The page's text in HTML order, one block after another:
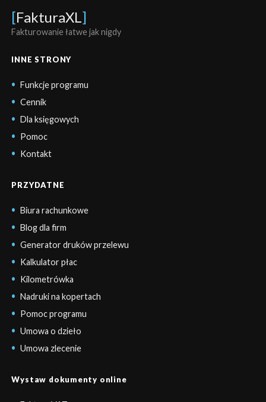
[FakturaXL ]
Fakturowanie łatwe jak nigdy
INNE STRONY
Funkcje programu
Cennik
Dla księgowych
Pomoc
Kontakt
PRZYDATNE
Biura rachunkowe
Blog dla firm
Generator druków przelewu
Kalkulator płac
Kilometrówka
Nadruki na kopertach
Pomoc programu
Umowa o dzieło
Umowa zlecenie
Wystaw dokumenty online